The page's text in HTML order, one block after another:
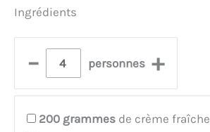
Ingrédients
– personnes +
200 grammes de crème fraîche